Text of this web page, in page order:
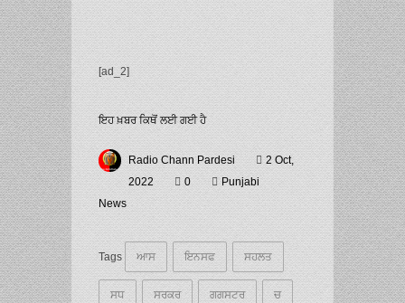
[ad_2]
ਇਹ ਖ਼ਬਰ ਕਿਥੋਂ ਲਈ ਗਈ ਹੈ
Radio Chann Pardesi
2 Oct,
2022
0
Punjabi
News
Tags ਆਸ ਇਨਸਫ ਸਹਲਤ
ਸਧ ਸਰਕਰ ਗਗਸਟਰ ਚ